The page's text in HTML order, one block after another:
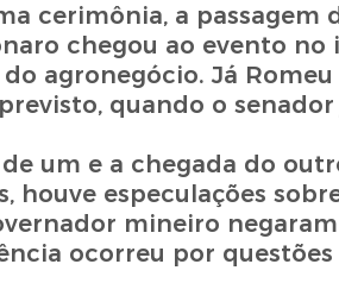
cerimônia, a passagem
chegou ao evento no
agronegócio. Já
quando o senador
um e a chegada do
houve especulações
mineiro
ocorreu por questões